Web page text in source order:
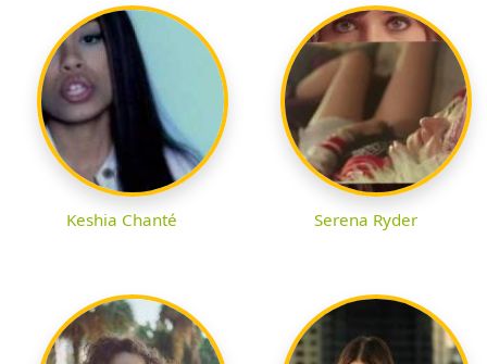
Keshia Chanté Serena Ryder